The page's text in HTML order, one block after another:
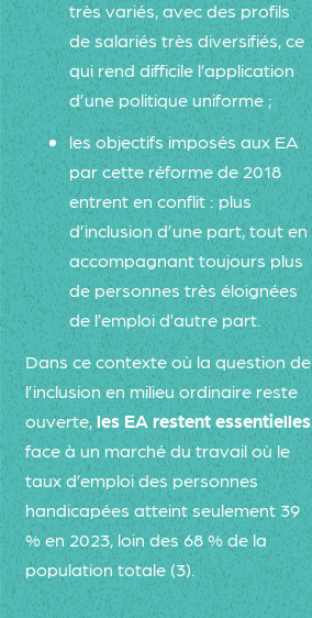
très variés, avec des profils
de salariés très diversifiés, ce
qui rend difficile l’application
d’une politique uniforme ;
les objectifs imposés aux EA
par cette réforme de 2018
entrent en conflit : plus
d’inclusion d’une part, tout en
accompagnant toujours plus
de personnes très éloignées
de l’emploi d’autre part.
Dans ce contexte où la question de
l’inclusion en milieu ordinaire reste
ouverte,les EA restent essentielles
face à un marché du travail où le
taux d’emploi des personnes
handicapées atteint seulement 39
% en 2023, loin des 68 % de la
population totale (3).